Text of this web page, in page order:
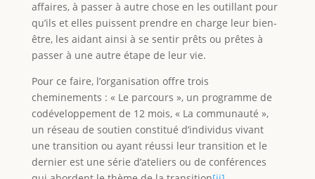
affaires, à passer à autre chose en les outillant pour
qu’ils et elles puissent prendre en charge leur bien-
être, les aidant ainsi à se sentir prêts ou prêtes à
passer à une autre étape de leur vie.
Pour ce faire, l’organisation offre trois
cheminements : « Le parcours », un programme de
codéveloppement de 12 mois, « La communauté »,
un réseau de soutien constitué d’individus vivant
une transition ou ayant réussi leur transition et le
dernier est une série d’ateliers ou de conférences